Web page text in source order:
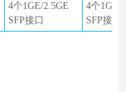
4个1GE/2.5GE
SFP接口
4个1GE/
SFP接口